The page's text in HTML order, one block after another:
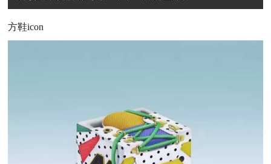
方鞋icon